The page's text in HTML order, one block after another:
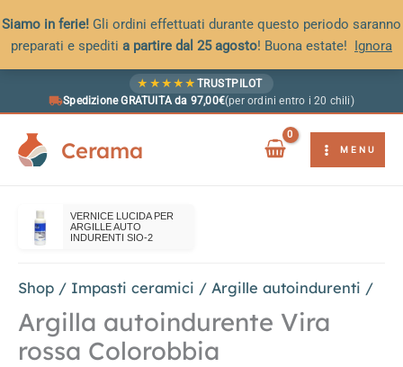
Siamo in ferie! Gli ordini effettuati durante questo periodo saranno
preparati e spediti a partire dal 25 agosto! Buona estate! Ignora
★ ★ ★ ★ ★ TRUSTPILOT
Spedizione GRATUITA da 97,00€(per ordini entro i 20 chili)
Cerama MENU
VERNICE LUCIDA PER
ARGILLE AUTO
INDURENTI SIO-2
Shop / Impasti ceramici / Argille autoindurenti /
Argilla autoindurente Vira
rossa Colorobbia